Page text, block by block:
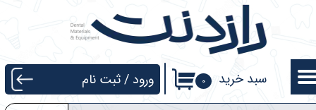
۰ سبد خرید ورود /ثبت نام
حساب کاربری من
تغییر گذر واژه
سفارشات